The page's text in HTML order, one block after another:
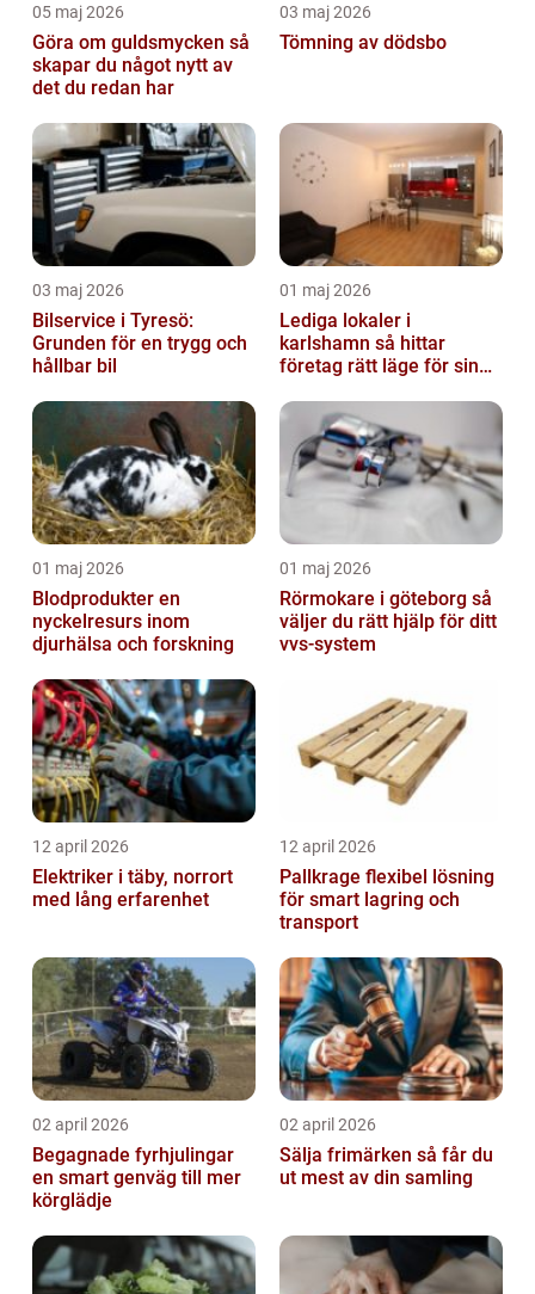
05 maj 2026
Göra om guldsmycken så
skapar du något nytt av
det du redan har
03 maj 2026
Tömning av dödsbo
03 maj 2026
Bilservice i Tyresö:
Grunden för en trygg och
hållbar bil
01 maj 2026
Lediga lokaler i
karlshamn så hittar
företag rätt läge för sin
01 maj 2026
Blodprodukter en
nyckelresurs inom
djurhälsa och forskning
01 maj 2026
Rörmokare i göteborg så
väljer du rätt hjälp för ditt
vvs-system
12 april 2026
Elektriker i täby, norrort
med lång erfarenhet
12 april 2026
Pallkrage flexibel lösning
för smart lagring och
transport
02 april 2026
Begagnade fyrhjulingar
en smart genväg till mer
körglädje
02 april 2026
Sälja frimärken så får du
ut mest av din samling